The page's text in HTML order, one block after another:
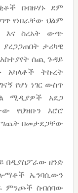
በብዙሃኑ ደም
የነበራቸው ህልም
እና ስረአት ውጭ
ታሪካዊ
ሰጪ ጉዳይ
አካላቶች ትኩረት
የሆነ ነገር ውስጥ
ሚዲያዎች አደጋ
የህዝቡን እሮሮ
ግጨት በመታደጋቸው
በዲያስፖራው ዘንድ
ኤንባሲውን
ምንጮች ስብሰባው